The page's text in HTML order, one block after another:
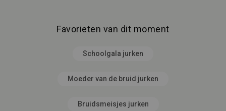
Favorieten van dit moment
Schoolgala jurken
Moeder van de bruid jurken
Bruidsmeisjes jurken